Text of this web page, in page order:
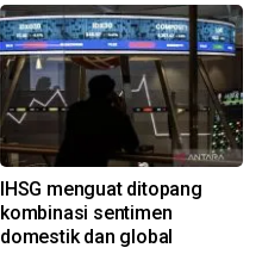
IHSG menguat ditopang
kombinasi sentimen
domestik dan global